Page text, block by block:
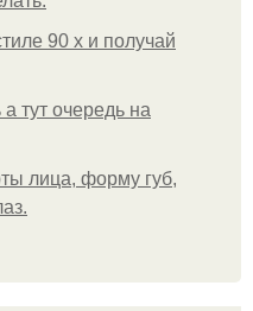
90 х и получай
тут очередь на
лица, форму губ,